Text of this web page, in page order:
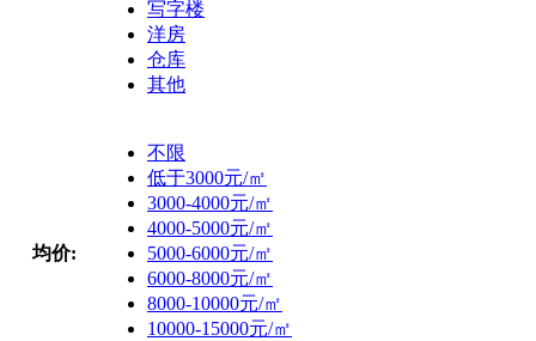
写字楼
洋房
仓库
其他
均价:
不限
低于3000元/㎡
3000-4000元/㎡
4000-5000元/㎡
5000-6000元/㎡
6000-8000元/㎡
8000-10000元/㎡
10000-15000元/㎡